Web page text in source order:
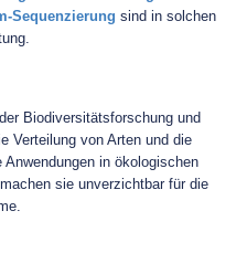
Sequenzierung sind in solchen
Biodiversitätsforschung und
Verteilung von Arten und die
in ökologischen
sie unverzichtbar für die